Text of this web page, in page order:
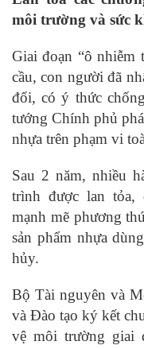
môi trường và sức
Giai đoạn “ô nhiễm
cầu, con người đã
đổi, có ý thức
tướng Chính phủ
nhựa trên phạm vi
Sau 2 năm, nhiều
trình được lan tỏa,
mạnh mẽ phương
sản phẩm nhựa
hủy.
Bộ Tài nguyên và
và Đào tạo ký kết
vệ môi trường giai